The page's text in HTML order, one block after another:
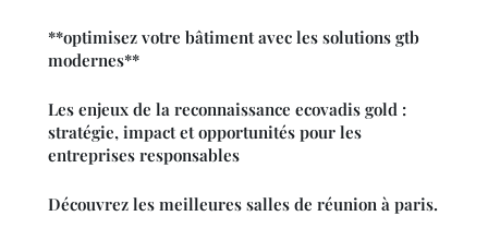
**optimisez votre bâtiment avec les solutions gtb
modernes**
Les enjeux de la reconnaissance ecovadis gold :
stratégie, impact et opportunités pour les
entreprises responsables
Découvrez les meilleures salles de réunion à paris.